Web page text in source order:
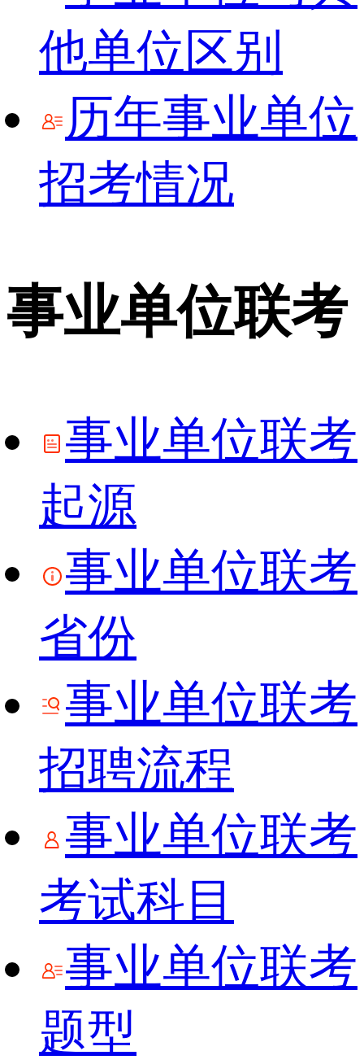
他单位区别
历年事业单位
招考情况
事业单位联考
事业单位联考
起源
事业单位联考
省份
事业单位联考
招聘流程
事业单位联考
考试科目
事业单位联考
题型